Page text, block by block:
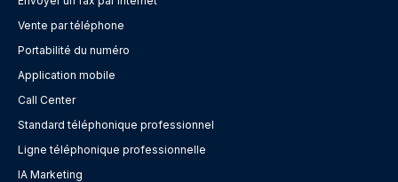
Vente par téléphone
Portabilité du numéro
Application mobile
Call Center
Standard téléphonique professionnel
Ligne téléphonique professionnelle
IA Marketing